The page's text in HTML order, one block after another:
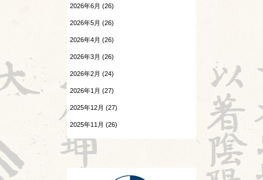
森のようちえん
温病
熱と治療
痺証
神
Hospitalistとは②
酷暑
感覚の変化
2026.07.23
陰陽学説⑧
2026.07.22
頭が痛い②
2026年6月 (26)
2026年5月 (26)
2026年4月 (26)
2026年3月 (26)
2026年2月 (24)
2026年1月 (27)
2025年12月 (27)
2025年11月 (26)
2025年10月 (26)